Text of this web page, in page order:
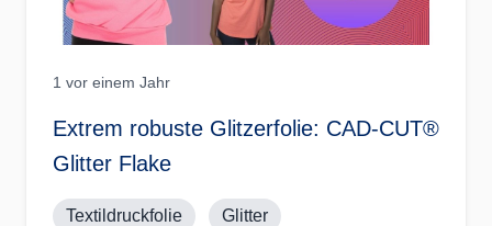
1 vor einem Jahr
Extrem robuste Glitzerfolie: CAD-CUT®
Glitter Flake
Textildruckfolie Glitter